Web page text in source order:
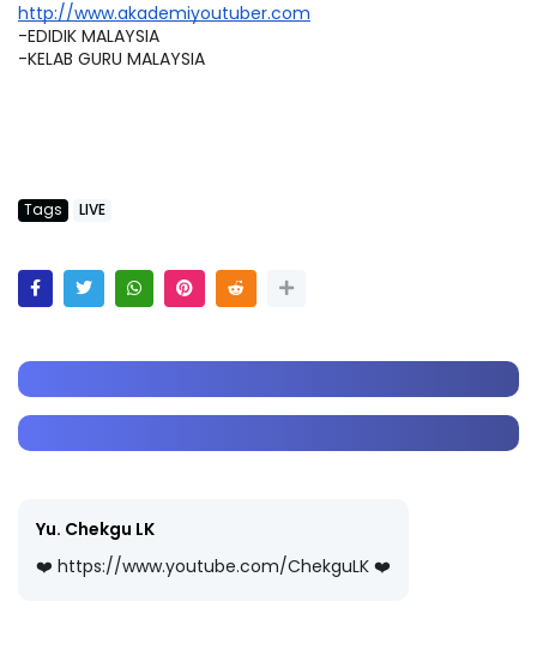
http://www.akademiyoutuber.com
-EDIDIK MALAYSIA
-KELAB GURU MALAYSIA
Tags LIVE
Yu. Chekgu LK
❤️ https://www.youtube.com/ChekguLK ❤️